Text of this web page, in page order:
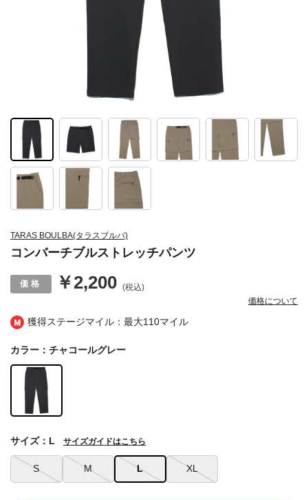
獲得ステージマイル：最大110マイル
TARAS BOULBA(タラスブルバ)
コンバーチブルストレッチパンツ
￥2,200 (税込)
価格について
カラー：チャコールグレー
S M L XL
サイズ：L サイズガイドはこちら